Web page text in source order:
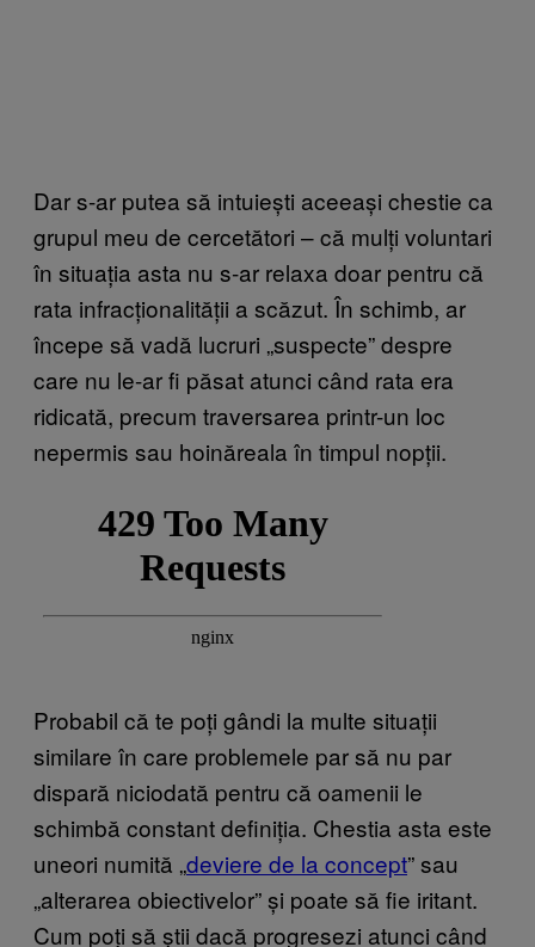
Dar s-ar putea să intuiești aceeași chestie ca
grupul meu de cercetători – că mulți voluntari
în situația asta nu s-ar relaxa doar pentru că
rata infracționalității a scăzut. În schimb, ar
începe să vadă lucruri „suspecte” despre
care nu le-ar fi păsat atunci când rata era
ridicată, precum traversarea printr-un loc
nepermis sau hoinăreala în timpul nopții.
Probabil că te poți gândi la multe situații
similare în care problemele par să nu par
dispară niciodată pentru că oamenii le
schimbă constant definiția. Chestia asta este
uneori numită „deviere de la concept” sau
„alterarea obiectivelor” și poate să fie iritant.
Cum poți să știi dacă progresezi atunci când